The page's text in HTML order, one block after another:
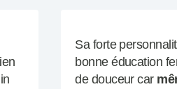
Sa forte
bonne éducation
de douceur car